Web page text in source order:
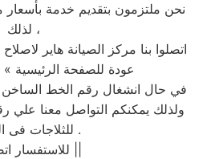
نحن ملتزمون بتقديم خدمة بأسعار
لذلك ،
عودة للصفحة الرئيسية »
في حال انشغال رقم الخط الساخن
ولذلك يمكنكم التواصل معنا علي
للثلاجات فى الرحاب .